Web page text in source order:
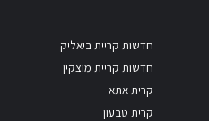
חדשות קריית ביאליק
חדשות קריית מוצקין
קרית אתא
קרית טבעון